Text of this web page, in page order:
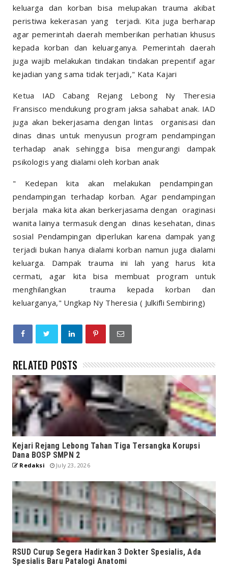
keluarga dan korban bisa melupakan trauma akibat
peristiwa kekerasan yang terjadi. Kita juga berharap
agar pemerintah daerah memberikan perhatian khusus
kepada korban dan keluarganya. Pemerintah daerah
juga wajib melakukan tindakan tindakan prepentif agar
kejadian yang sama tidak terjadi," Kata Kajari
Ketua IAD Cabang Rejang Lebong Ny Theresia
Fransisco mendukung program jaksa sahabat anak. IAD
juga akan bekerjasama dengan lintas organisasi dan
dinas dinas untuk menyusun program pendampingan
terhadap anak sehingga bisa mengurangi dampak
psikologis yang dialami oleh korban anak
" Kedepan kita akan melakukan pendampingan
pendampingan terhadap korban. Agar pendampingan
berjala maka kita akan berkerjasama dengan oraginasi
wanita lainya termasuk dengan dinas kesehatan, dinas
sosial Pendampingan diperlukan karena dampak yang
terjadi bukan hanya dialami korban namun juga dialami
keluarga. Dampak trauma ini lah yang harus kita
cermati, agar kita bisa membuat program untuk
menghilangkan trauma kepada korban dan
keluarganya," Ungkap Ny Theresia ( Julkifli Sembiring)
RELATED POSTS
Kejari Rejang Lebong Tahan Tiga Tersangka Korupsi
Dana BOSP SMPN 2
Redaksi July 23, 2026
RSUD Curup Segera Hadirkan 3 Dokter Spesialis, Ada
Spesialis Baru Patalogi Anatomi